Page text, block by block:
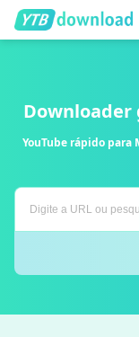
Downloader
YouTube rápido para